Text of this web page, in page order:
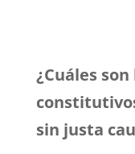
¿Cuáles
sin justa